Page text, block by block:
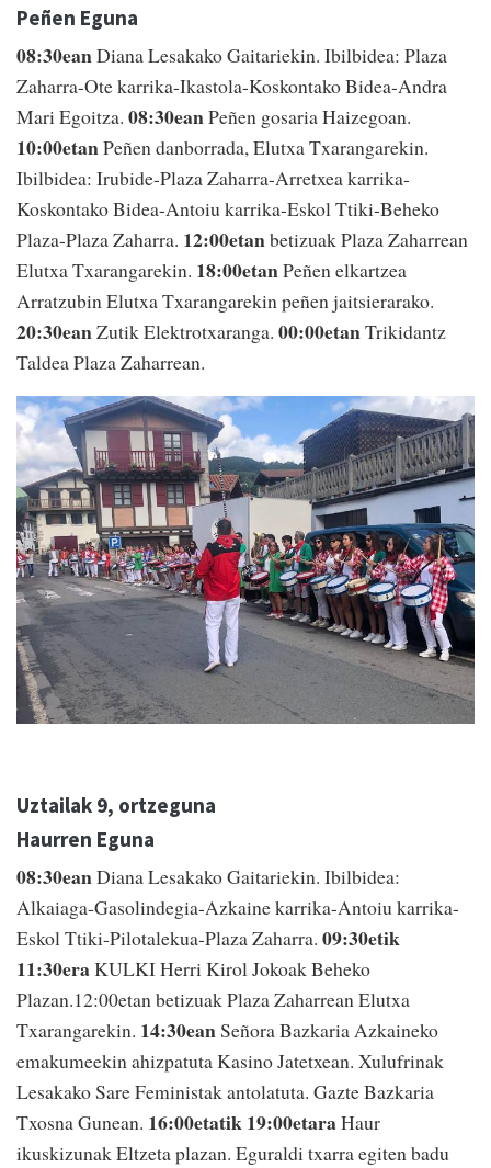
Peñen Eguna
08:30eanDiana Lesakako Gaitariekin. Ibilbidea: Plaza
Zaharra-Ote karrika-Ikastola-Koskontako Bidea-Andra
Mari Egoitza. 08:30eanPeñen gosaria Haizegoan.
10:00etanPeñen danborrada, Elutxa Txarangarekin.
Ibilbidea: Irubide-Plaza Zaharra-Arretxea karrika-
Koskontako Bidea-Antoiu karrika-Eskol Ttiki-Beheko
Plaza-Plaza Zaharra. 12:00etanbetizuak Plaza Zaharrean
Elutxa Txarangarekin. 18:00etanPeñen elkartzea
Arratzubin Elutxa Txarangarekin peñen jaitsierarako.
20:30eanZutik Elektrotxaranga. 00:00etanTrikidantz
Taldea Plaza Zaharrean.
Uztailak 9, ortzeguna
Haurren Eguna
08:30eanDiana Lesakako Gaitariekin. Ibilbidea:
Alkaiaga-Gasolindegia-Azkaine karrika-Antoiu karrika-
Eskol Ttiki-Pilotalekua-Plaza Zaharra. 09:30etik
11:30eraKULKI Herri Kirol Jokoak Beheko
Plazan.12:00etan betizuak Plaza Zaharrean Elutxa
Txarangarekin. 14:30eanSeñora Bazkaria Azkaineko
emakumeekin ahizpatuta Kasino Jatetxean. Xulufrinak
Lesakako Sare Feministak antolatuta. Gazte Bazkaria
Txosna Gunean. 16:00etatik 19:00etaraHaur
ikuskizunak Eltzeta plazan. Eguraldi txarra egiten badu